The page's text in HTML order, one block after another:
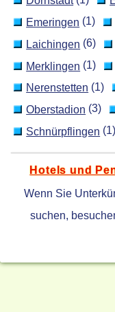
Emeringen (1)
Laichingen (6)
Merklingen (1)
Nerenstetten (1)
Oberstadion (3)
Schnürpflingen (1)
Hotels und
Wenn Sie
suchen,